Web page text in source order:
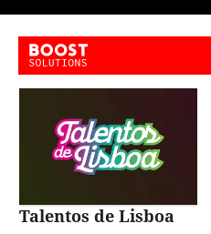
Talentos de Lisboa